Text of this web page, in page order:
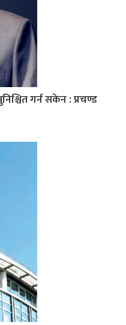
गर्न सकेन : प्रचण्ड